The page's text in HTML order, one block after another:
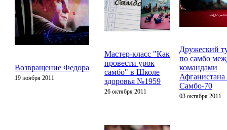
Возвращение Федора
19 ноября 2011
Мастер-класс "Как
провести урок
самбо" в Школе
здоровья №1959
26 октября 2011
Дружеский
по самбо
командами
Афганистана
Самбо-70
03 октября 2011